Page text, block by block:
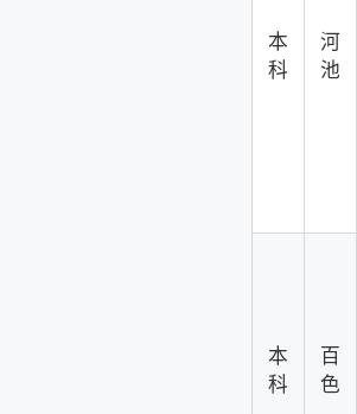
本
科
河
池
本
科
百
色